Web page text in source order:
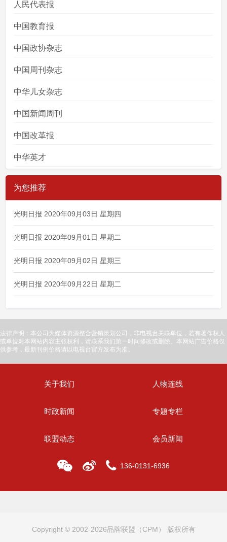
人民代表报
中国教育报
中国政协杂志
中国周刊杂志
中华儿女杂志
中国新闻周刊
中国改革报
中华英才
为您推荐
光明日报 2020年09月03日 星期四
光明日报 2020年09月01日 星期二
光明日报 2020年09月02日 星期三
光明日报 2020年09月22日 星期二
法律声明：本公司为媒体资源整合营销策划公司，非电视台关联单位，若有著作权人
或单位对本网站内容主张权利，请联系我们第一时间修改或删除。本网站广告价格仅
供参考，最新刊例价格请以电视台官方发布为准。
关于我们 人物连线
时政新闻 专题专栏
联盟动态 会员新闻
136-0131-6936
Copyright © 2002-2026品牌联盟（CPM） 版权所有